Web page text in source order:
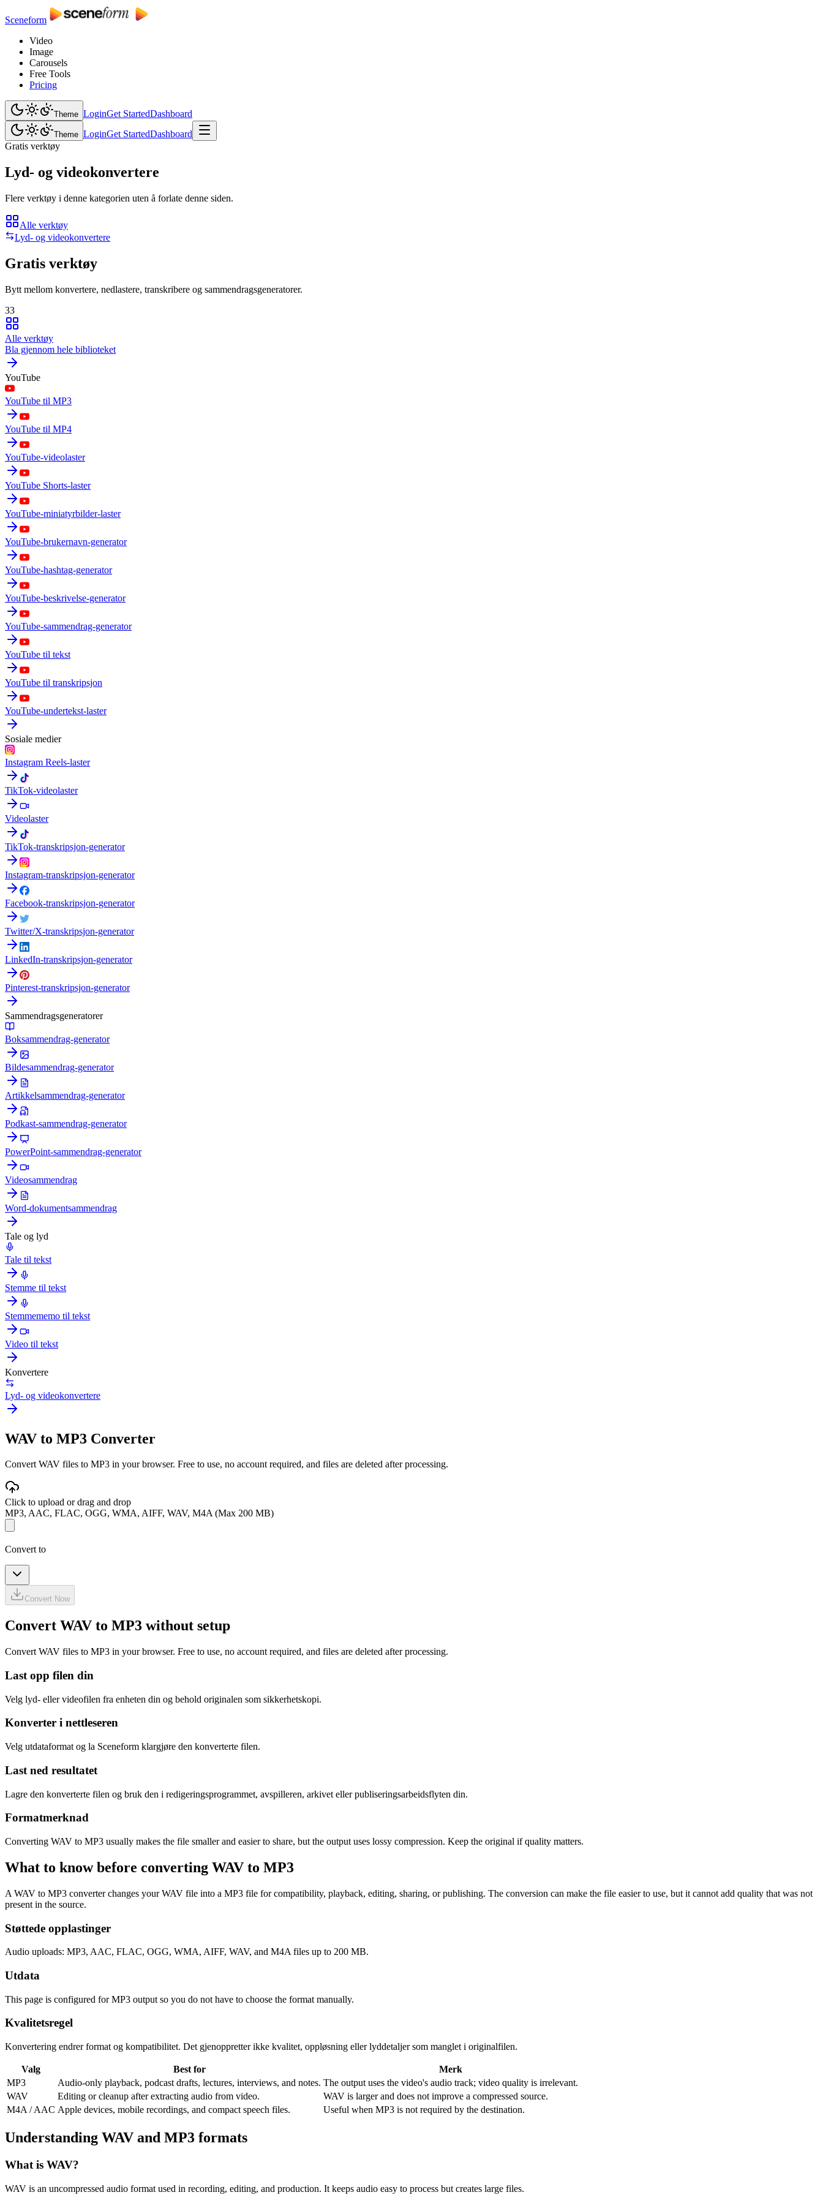
Sceneform
Video
Image
Carousels
Free Tools
Pricing
Theme LoginGet StartedDashboard
Theme LoginGet StartedDashboard
Gratis verktøy
Lyd- og videokonvertere
Flere verktøy i denne kategorien uten å forlate denne siden.
Alle verktøy
Lyd- og videokonvertere
Gratis verktøy
Bytt mellom konvertere, nedlastere, transkribere og sammendragsgeneratorer.
33
Alle verktøy
Bla gjennom hele biblioteket
YouTube
YouTube til MP3
YouTube til MP4
YouTube-videolaster
YouTube Shorts-laster
YouTube-miniatyrbilder-laster
YouTube-brukernavn-generator
YouTube-hashtag-generator
YouTube-beskrivelse-generator
YouTube-sammendrag-generator
YouTube til tekst
YouTube til transkripsjon
YouTube-undertekst-laster
Sosiale medier
Instagram Reels-laster
TikTok-videolaster
Videolaster
TikTok-transkripsjon-generator
Instagram-transkripsjon-generator
Facebook-transkripsjon-generator
Twitter/X-transkripsjon-generator
LinkedIn-transkripsjon-generator
Pinterest-transkripsjon-generator
Sammendragsgeneratorer
Boksammendrag-generator
Bildesammendrag-generator
Artikkelsammendrag-generator
Podkast-sammendrag-generator
PowerPoint-sammendrag-generator
Videosammendrag
Word-dokumentsammendrag
Tale og lyd
Tale til tekst
Stemme til tekst
Stemmememo til tekst
Video til tekst
Konvertere
Lyd- og videokonvertere
WAV to MP3 Converter
Convert WAV files to MP3 in your browser. Free to use, no account required, and files are deleted after processing.
Click to upload or drag and drop
MP3, AAC, FLAC, OGG, WMA, AIFF, WAV, M4A (Max 200 MB)
Convert to
Convert Now
Convert WAV to MP3 without setup
Convert WAV files to MP3 in your browser. Free to use, no account required, and files are deleted after processing.
Last opp filen din
Velg lyd- eller videofilen fra enheten din og behold originalen som sikkerhetskopi.
Konverter i nettleseren
Velg utdataformat og la Sceneform klargjøre den konverterte filen.
Last ned resultatet
Lagre den konverterte filen og bruk den i redigeringsprogrammet, avspilleren, arkivet eller publiseringsarbeidsflyten din.
Formatmerknad
Converting WAV to MP3 usually makes the file smaller and easier to share, but the output uses lossy compression. Keep the original if quality matters.
What to know before converting WAV to MP3
A WAV to MP3 converter changes your WAV file into a MP3 file for compatibility, playback, editing, sharing, or publishing. The conversion can make the file easier to use, but it cannot add quality that was not
present in the source.
Støttede opplastinger
Audio uploads: MP3, AAC, FLAC, OGG, WMA, AIFF, WAV, and M4A files up to 200 MB.
Utdata
This page is configured for MP3 output so you do not have to choose the format manually.
Kvalitetsregel
Konvertering endrer format og kompatibilitet. Det gjenoppretter ikke kvalitet, oppløsning eller lyddetaljer som manglet i originalfilen.
Valg Best for
Merk
MP3
Audio-only playback, podcast drafts, lectures, interviews, and notes. The output uses the video's audio track; video quality is irrelevant.
WAV
Editing or cleanup after extracting audio from video.
WAV is larger and does not improve a compressed source.
M4A / AAC Apple devices, mobile recordings, and compact speech files. Useful when MP3 is not required by the destination.
Understanding WAV and MP3 formats
What is WAV?
WAV is an uncompressed audio format used in recording, editing, and production. It keeps audio easy to process but creates large files.